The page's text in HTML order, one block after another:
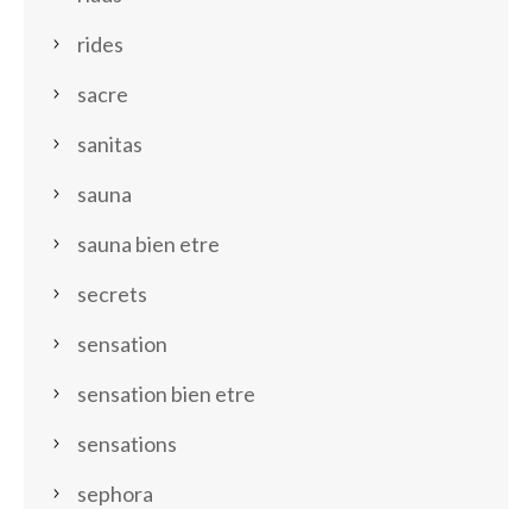
rides
sacre
sanitas
sauna
sauna bien etre
secrets
sensation
sensation bien etre
sensations
sephora